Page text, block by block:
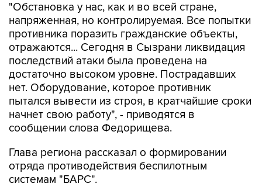
"Обстановка у нас, как и во всей стране,
напряженная, но контролируемая. Все попытки
противника поразить гражданские объекты,
отражаются... Сегодня в Сызрани ликвидация
последствий атаки была проведена на
достаточно высоком уровне. Пострадавших
нет. Оборудование, которое противник
пытался вывести из строя, в кратчайшие сроки
начнет свою работу", - приводятся в
сообщении слова Федорищева.
Глава региона рассказал о формировании
отряда противодействия беспилотным
системам "БАРС".